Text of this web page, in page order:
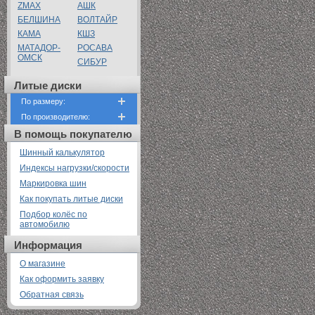
ZMAX
АШК
БЕЛШИНА
ВОЛТАЙР
КАМА
КШЗ
МАТАДОР-
ОМСК
РОСАВА
СИБУР
Литые диски
По размеру:
По производителю:
В помощь покупателю
Шинный калькулятор
Индексы нагрузки/скорости
Маркировка шин
Как покупать литые диски
Подбор колёс по
автомобилю
Информация
О магазине
Как оформить заявку
Обратная связь